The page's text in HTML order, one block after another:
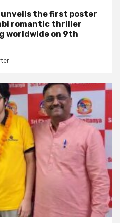
unveils the first poster
romantic thriller
worldwide on 9th